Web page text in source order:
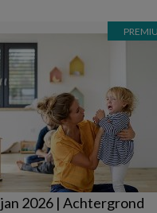
2026 | Achtergrond